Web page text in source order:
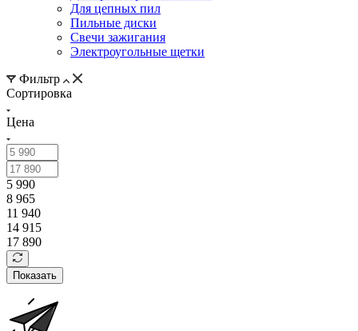
Для цепных пил
Пильные диски
Свечи зажигания
Электроугольные щетки
Фильтр
Сортировка
Цена
5 990
8 965
11 940
14 915
17 890
Показать